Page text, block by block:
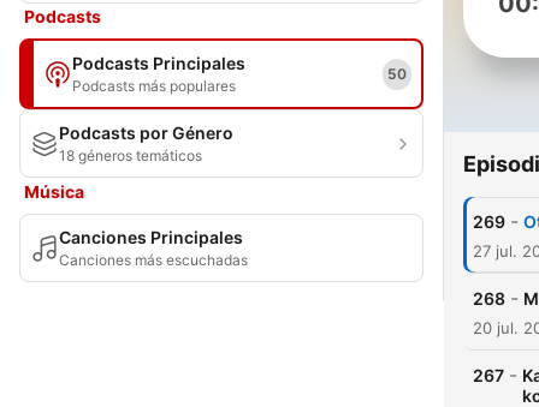
Podcasts
Podcasts Principales
Podcasts más populares
50
Podcasts por Género
18 géneros temáticos
Música
Canciones Principales
Canciones más escuchadas
269 -
27 jul.
268 -
20 jul.
267 -